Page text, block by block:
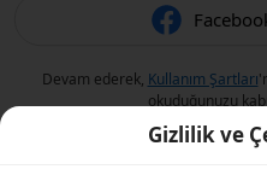
Devam ederek, Kullanım Şartları
okuduğunuzu
Gizlilik ve